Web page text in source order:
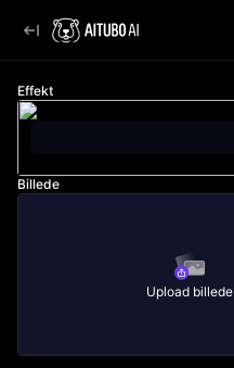
Effekt
Billede
Upload billede